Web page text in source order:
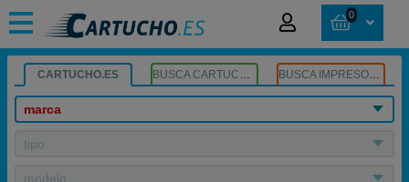
0
CARTUCHO.ES BUSCA CARTUCHOS BUSCA IMPRESORA
marca
tipo
modelo